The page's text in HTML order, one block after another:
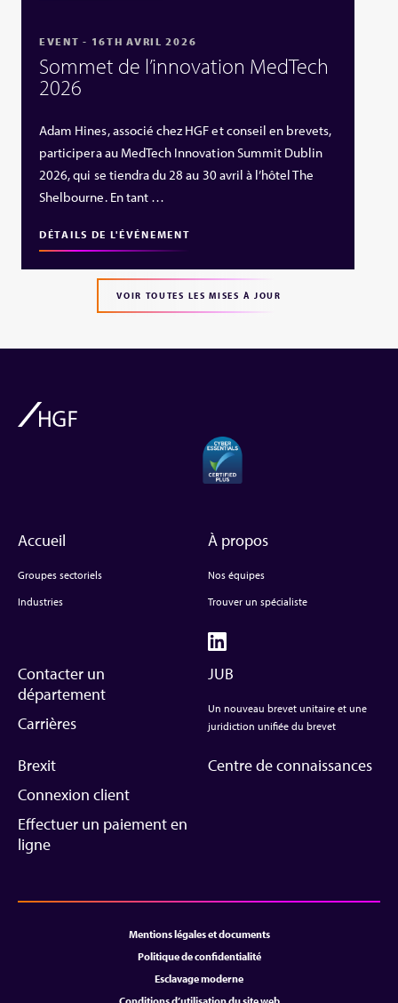
EVENT - 16TH AVRIL 2026
Sommet de l’innovation MedTech
2026
Adam Hines, associé chez HGF et conseil en brevets,
participera au MedTech Innovation Summit Dublin
2026, qui se tiendra du 28 au 30 avril à l’hôtel The
Shelbourne. En tant …
DÉTAILS DE L'ÉVÉNEMENT
VOIR TOUTES LES MISES À JOUR
Accueil
Groupes sectoriels
Industries
À propos
Nos équipes
Trouver un spécialiste
Contacter un
département
Carrières
JUB
Un nouveau brevet unitaire et une
juridiction unifiée du brevet
Brexit
Connexion client
Effectuer un paiement en
ligne
Centre de connaissances
Mentions légales et documents
Politique de confidentialité
Esclavage moderne